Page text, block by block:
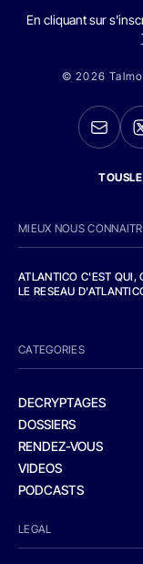
En cliquant sur
© 2026
MIEUX NOUS
ATLANTICO C'EST QUI,
LE RESEAU
CATEGORIES
DECRYPTAGES
DOSSIERS
RENDEZ-VOUS
VIDEOS
PODCASTS
LEGAL